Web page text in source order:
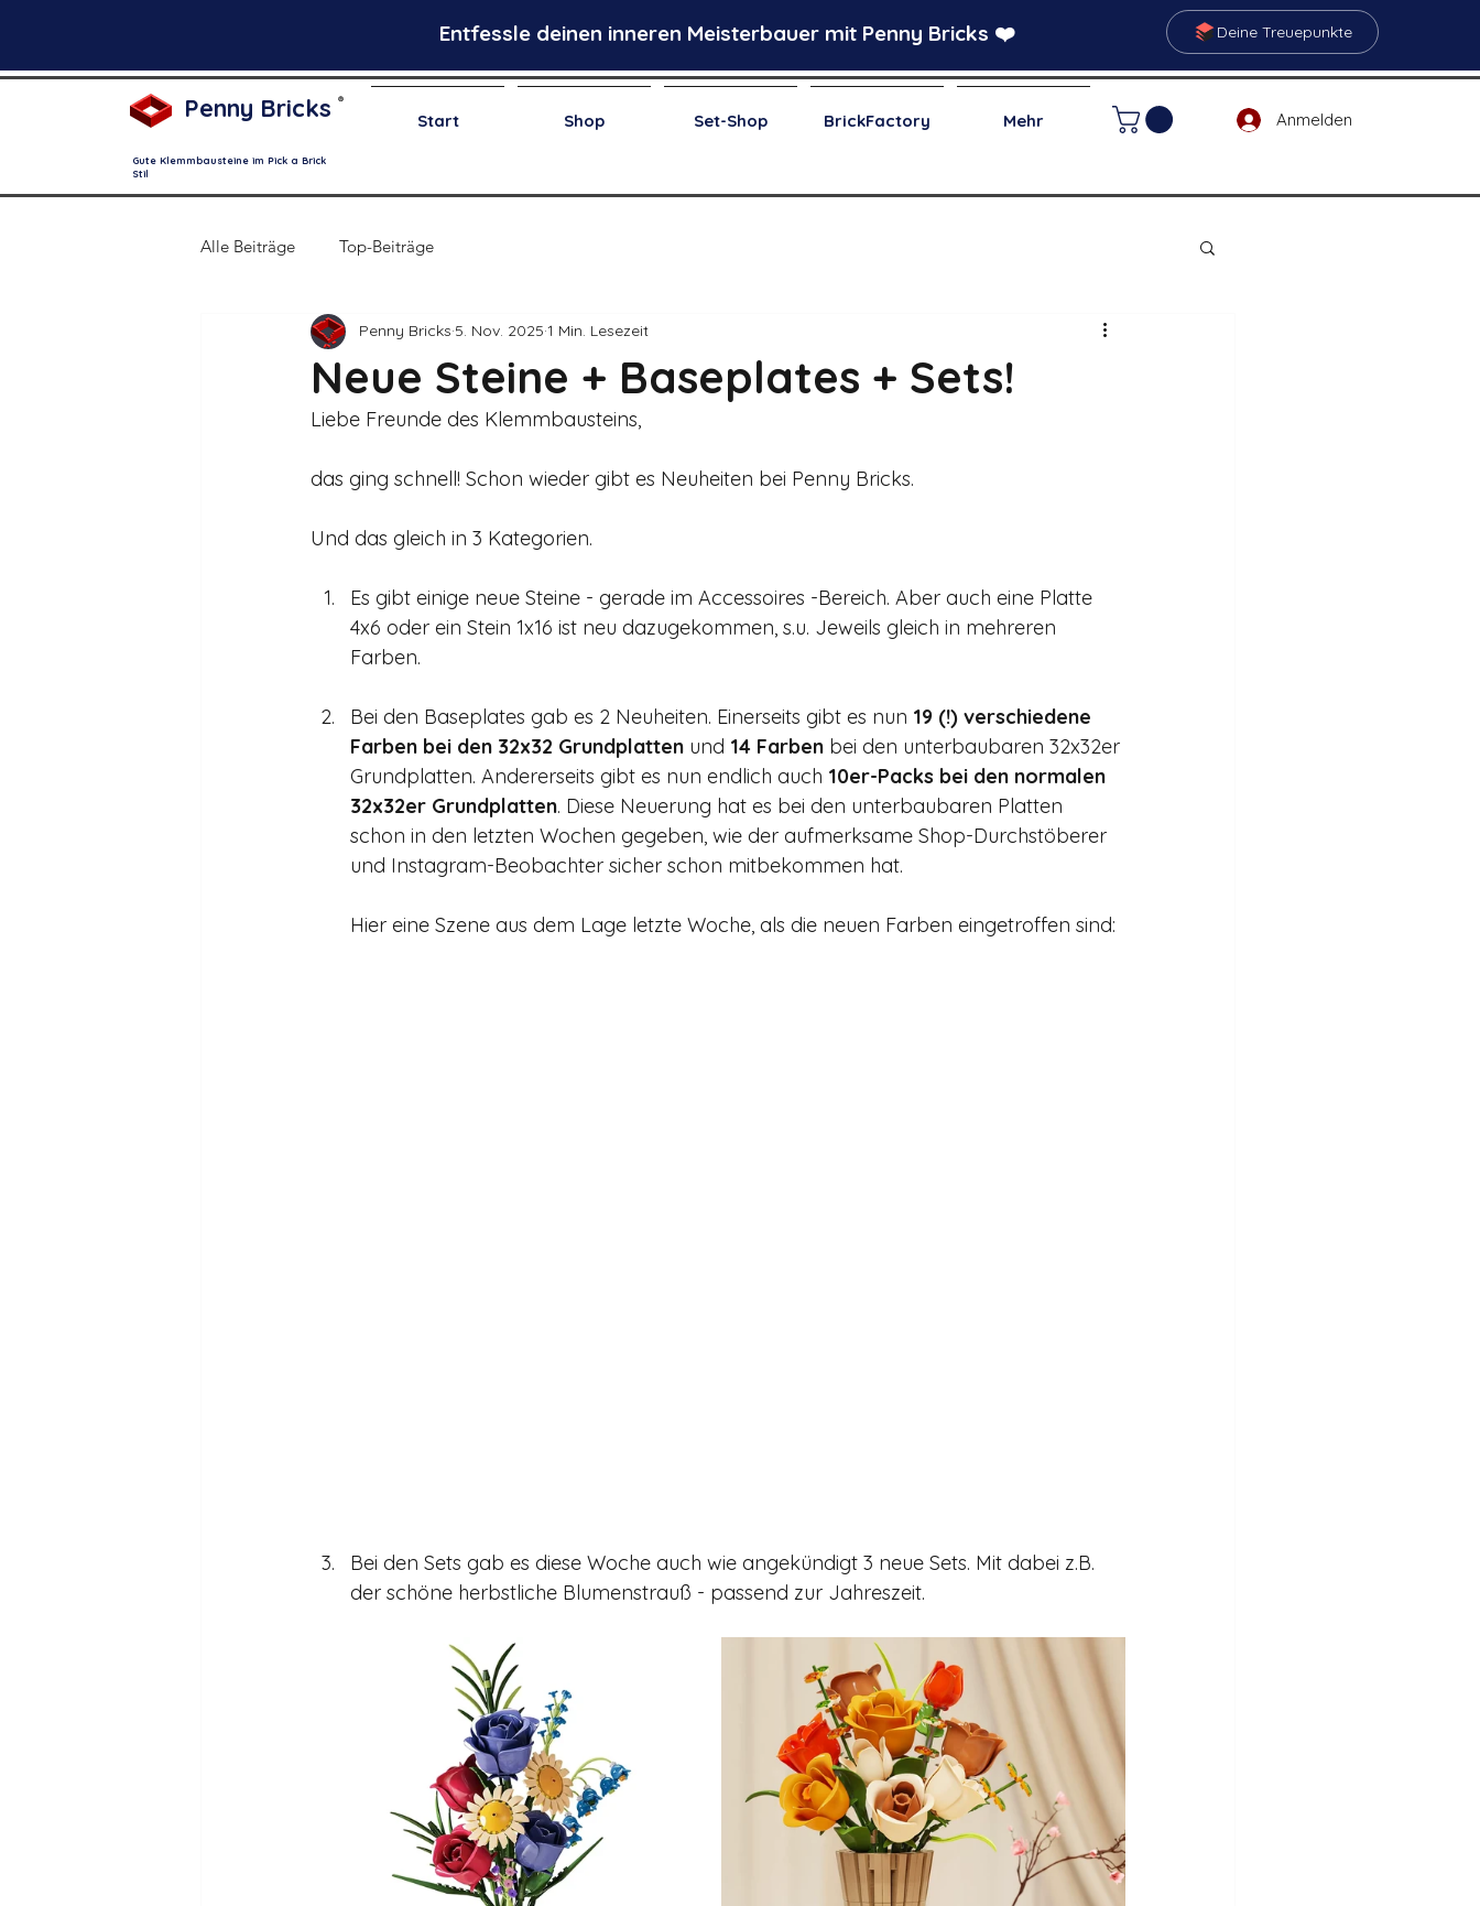
Entfessle deinen inneren Meisterbauer mit Penny Bricks ❤️ Deine Treuepunkte
Penny Bricks ®
Start Shop Set-Shop BrickFactory Mehr Anmelden
Gute Klemmbausteine im Pick a Brick
Stil
Alle Beiträge Top-Beiträge
Neue Steine + Baseplates + Sets!
Penny Bricks 5. Nov. 2025 1 Min. Lesezeit
Liebe Freunde des Klemmbausteins,
das ging schnell! Schon wieder gibt es Neuheiten bei Penny Bricks.
Und das gleich in 3 Kategorien.
Es gibt einige neue Steine - gerade im Accessoires -Bereich. Aber auch eine Platte
4x6 oder ein Stein 1x16 ist neu dazugekommen, s.u. Jeweils gleich in mehreren
Farben.
Bei den Baseplates gab es 2 Neuheiten. Einerseits gibt es nun 19 (!) verschiedene
Farben bei den 32x32 Grundplatten und 14 Farben bei den unterbaubaren 32x32er
Grundplatten. Andererseits gibt es nun endlich auch 10er-Packs bei den normalen
32x32er Grundplatten. Diese Neuerung hat es bei den unterbaubaren Platten
schon in den letzten Wochen gegeben, wie der aufmerksame Shop-Durchstöberer
und Instagram-Beobachter sicher schon mitbekommen hat.
Hier eine Szene aus dem Lage letzte Woche, als die neuen Farben eingetroffen sind:
Bei den Sets gab es diese Woche auch wie angekündigt 3 neue Sets. Mit dabei z.B.
der schöne herbstliche Blumenstrauß - passend zur Jahreszeit.